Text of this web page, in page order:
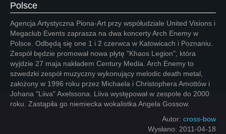
Polsce
Agencja Artystyczna Piona-Art przy współudziale United Visions i
Megaclub Events zaprasza na dwa koncerty Arch Enemy w
Polsce. Odbędą się one 1 i 2 czerwca w Katowicach i Poznaniu.
Zespół będzie promował nowa płytę "Khaos Legion", która
wyjdzie 27 maja nakładem Century Media. Arch Enemy to
szwedzki zespół muzyczny wykonujący melodic death metal,
założony w 1996 roku przez Michaela i Christophera Amottów i
Johana "Liiva" Axelssona. Liiva występował w zespole do 2000
roku. Zastąpiła go niemiecka wokalistka Angela Gossow.
Autor: cross-bow
Wysłano: 2011-04-18